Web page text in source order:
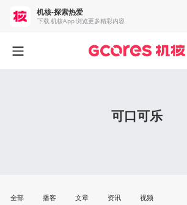
可口可乐
全部 播客 文章 资讯 视频
机核-探索热爱
下载 机核App 浏览更多精彩内容